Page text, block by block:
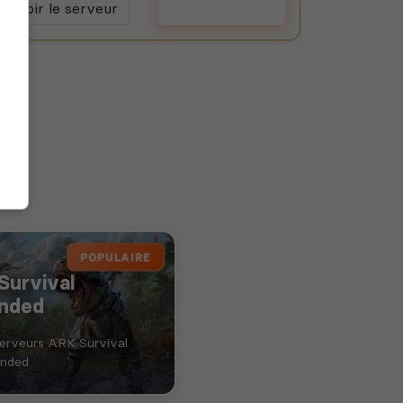
Voir le serveur
POPULAIRE
ARK Survival